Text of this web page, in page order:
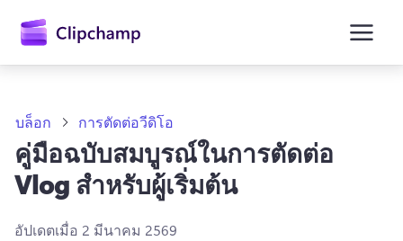
เนื้อหา
หลัก
บล็อก การตัดต่อวีดิโอ
คู่มือฉบับสมบูรณ์ในการตัดต่อ
Vlog สำหรับผู้เริ่มต้น
อัปเดตเมื่อ 2 มีนาคม 2569